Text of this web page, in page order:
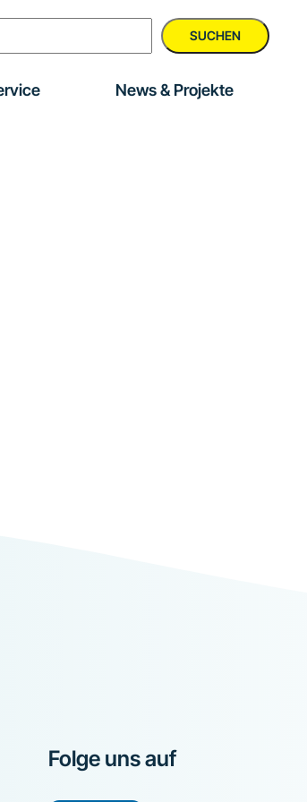
SUCHEN
News & Projekte
Folge uns auf